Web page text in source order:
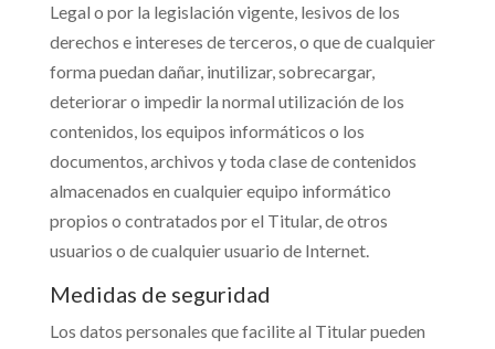
Legal o por la legislación vigente, lesivos de los
derechos e intereses de terceros, o que de cualquier
forma puedan dañar, inutilizar, sobrecargar,
deteriorar o impedir la normal utilización de los
contenidos, los equipos informáticos o los
documentos, archivos y toda clase de contenidos
almacenados en cualquier equipo informático
propios o contratados por el Titular, de otros
usuarios o de cualquier usuario de Internet.
Medidas de seguridad
Los datos personales que facilite al Titular pueden